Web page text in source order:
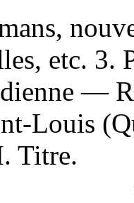
etc.
—
Louis
Titre.